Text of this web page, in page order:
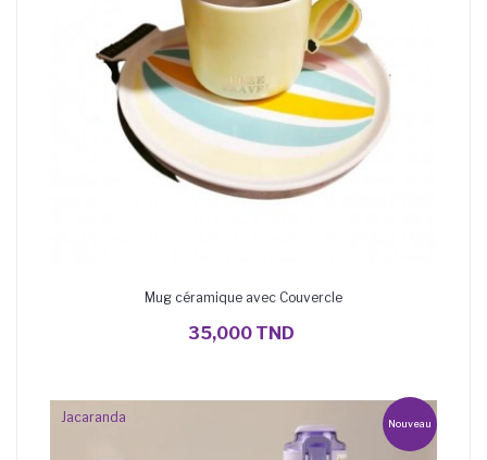
Mug céramique avec Couvercle
35,000 TND
Nouveau
Jacaranda